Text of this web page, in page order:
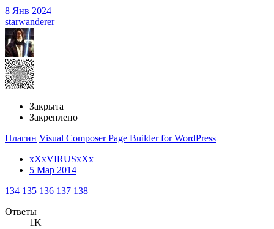
8 Янв 2024
starwanderer
Закрыта
Закреплено
Плагин Visual Composer Page Builder for WordPress
xXxVIRUSxXx
5 Мар 2014
134 135 136 137 138
Ответы
1K